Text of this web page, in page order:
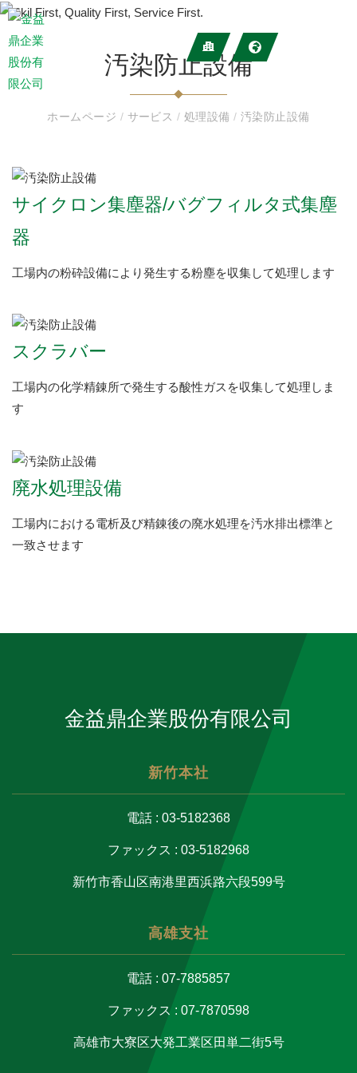
汚染防止設備
ホームページ / サービス / 処理設備 / 汚染防止設備
サイクロン集塵器/バグフィルタ式集塵
器
工場内の粉砕設備により発生する粉塵を収集して処理します
スクラバー
工場内の化学精錬所で発生する酸性ガスを収集して処理しま
す
廃水処理設備
工場内における電析及び精錬後の廃水処理を汚水排出標準と
一致させます
金益鼎企業股份有限公司
新竹本社
電話 : 03-5182368
ファックス : 03-5182968
新竹市香山区南港里西浜路六段599号
高雄支社
電話 : 07-7885857
ファックス : 07-7870598
高雄市大寮区大発工業区田単二街5号